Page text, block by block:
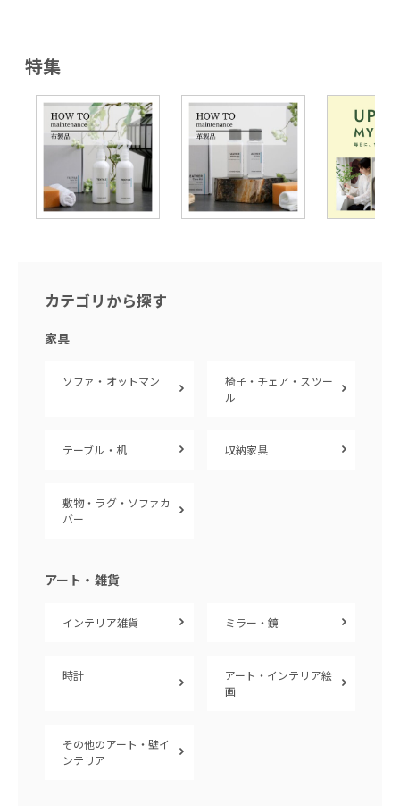
特集
カテゴリから探す
家具
ソファ・オットマン
椅子・チェア・スツー
ル
テーブル・机 収納家具
敷物・ラグ・ソファカ
バー
アート・雑貨
インテリア雑貨 ミラー・鏡
時計
アート・インテリア絵
画
その他のアート・壁イ
ンテリア